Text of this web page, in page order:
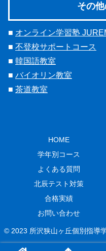
その
■ オンライン学習塾
■ 不登校サポートコース
■ 韓国語教室
■ バイオリン教室
■ 茶道教室
HOME
学年別コース
よくある質問
北辰テスト対策
合格実績
お問い合わせ
© 2023 所沢狭山ヶ丘個別指導